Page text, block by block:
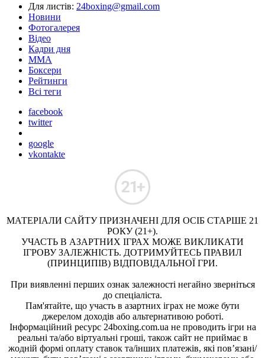
Для листів: 24boxing@gmail.com
Новини
Фотогалерея
Відео
Кадри дня
ММА
Боксери
Рейтинги
Всі теги
facebook
twitter
google
vkontakte
МАТЕРІАЛИ САЙТУ ПРИЗНАЧЕНІ ДЛЯ ОСІБ СТАРШЕ 21
РОКУ (21+).
УЧАСТЬ В АЗАРТНИХ ІГРАХ МОЖЕ ВИКЛИКАТИ
ІГРОВУ ЗАЛЕЖНІСТЬ. ДОТРИМУЙТЕСЬ ПРАВИЛ
(ПРИНЦИПІВ) ВІДПОВІДАЛЬНОЇ ГРИ.
При виявленні перших ознак залежності негайно зверніться
до спеціаліста.
Пам'ятайте, що участь в азартних іграх не може бути
джерелом доходів або альтернативою роботі.
Інформаційний ресурс 24boxing.com.ua не проводить ігри на
реальні та/або віртуальні гроші, також сайт не приймає в
жодній формі оплату ставок та/інших платежів, які пов’язані/